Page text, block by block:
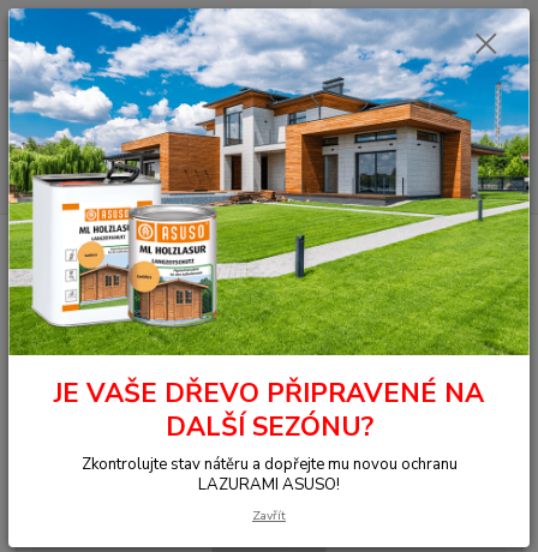
Menu
Hledat
+420 377 441 961 0ks
za 0,00 Kč
Úvod TERASY Terasy JATOBA Jatoba hl/hl 21x145x4270
Jatoba hl/hl 21x145x4270
JE VAŠE DŘEVO PŘIPRAVENÉ NA
DALŠÍ SEZÓNU?
Zkontrolujte stav nátěru a dopřejte mu novou ochranu
LAZURAMI ASUSO!
Zavřít